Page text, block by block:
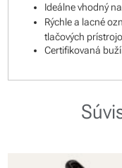
Ideálne vhodný
Rýchle a lacné
tlačových
Certifikovaná